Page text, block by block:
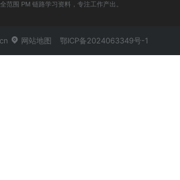
范围 PM 链路学习资料，专注工作产出。
网站地图 鄂ICP备2024063349号-1